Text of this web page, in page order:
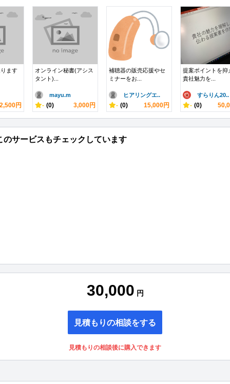
ます
2,500円
オンライン秘書(アシス
タント)...
mayu.m
- (0) 3,000円
補聴器の販売応援やセ
ミナーをお...
ヒアリングエ..
- (0) 15,000円
提案ポイントを抑
貴社魅力を...
すらりん20..
- (0)
サービスもチェックしています
30,000 円
見積もりの相談をする
見積もりの相談後に購入できます